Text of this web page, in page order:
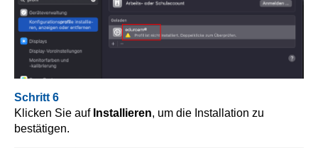
Schritt 6
Klicken Sie auf Installieren, um die Installation zu
bestätigen.